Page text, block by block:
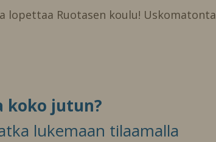
lopettaa Ruotasen koulu! Uskomatonta
koko jutun?
lukemaan tilaamalla